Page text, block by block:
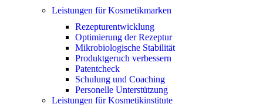
Leistungen für Kosmetikmarken
Rezepturentwicklung
Optimierung der Rezeptur
Mikrobiologische Stabilität
Produktgeruch verbessern
Patentcheck
Schulung und Coaching
Personelle Unterstützung
Leistungen für Kosmetikinstitute